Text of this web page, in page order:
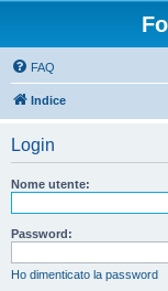
FAQ
Indice
Login
Nome utente:
Password:
Ho dimenticato la password